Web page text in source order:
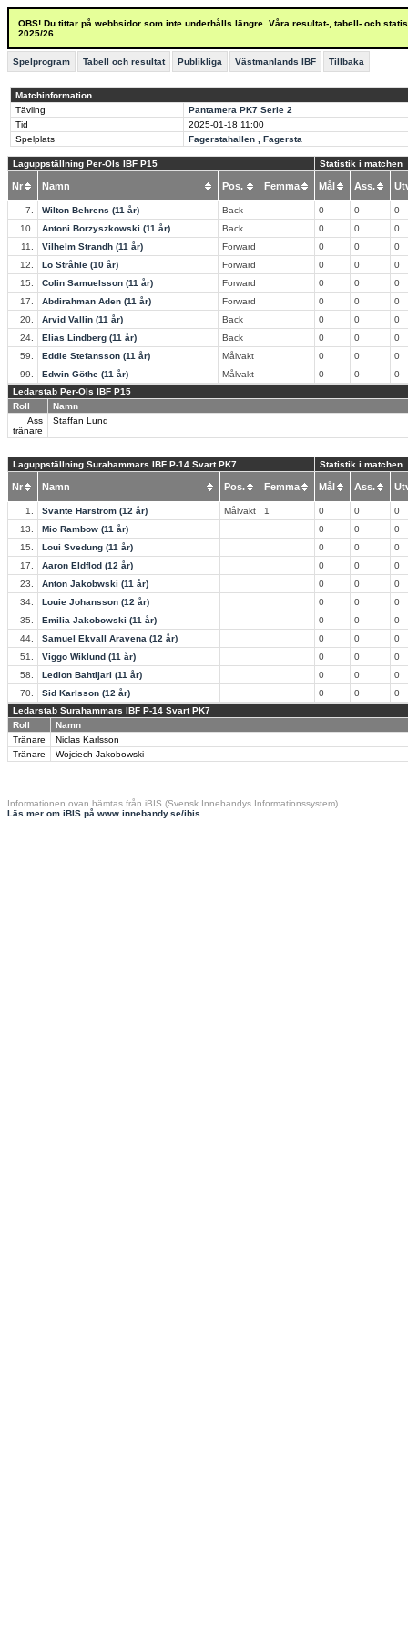
OBS! Du tittar på webbsidor som inte underhålls längre. Våra resultat-, tabell- och
2025/26.
Spelprogram Tabell och resultat Publikliga Västmanlands IBF Tillbaka
Matchinformation
Tävling
Pantamera PK7 Serie 2
Tid
2025-01-18 11:00
Spelplats
Fagerstahallen , Fagersta
Laguppställning Per-Ols IBF P15 Statistik i matchen
Nr Namn Pos. Femma Mål Ass.
7. Wilton Behrens (11 år) Back 0 0
0
10.
Antoni Borzyszkowski (11 år) Back 0 0
0
11.
Vilhelm Strandh (11 år) Forward 0 0
0
12.
Lo Stråhle (10 år) Forward 0 0
0
15.
Colin Samuelsson (11 år) Forward 0 0
0
17.
Abdirahman Aden (11 år) Forward 0 0
0
20.
Arvid Vallin (11 år) Back 0 0
0
24.
Elias Lindberg (11 år) Back 0 0
0
59.
Eddie Stefansson (11 år) Målvakt 0 0
0
99.
Edwin Göthe (11 år) Målvakt 0 0
0
Ledarstab Per-Ols IBF P15
Roll
Namn
Ass
tränare
Staffan Lund
Laguppställning Surahammars IBF P-14 Svart PK7 Statistik i matchen
Nr Namn Pos. Femma Mål Ass.
1. Svante Harström (12 år) Målvakt 1 0 0
0
13.
Mio Rambow (11 år) 0 0
0
15.
Loui Svedung (11 år) 0 0
0
17.
Aaron Eldflod (12 år) 0 0
0
23.
Anton Jakobwski (11 år) 0 0
0
34.
Louie Johansson (12 år) 0 0
0
35.
Emilia Jakobowski (11 år) 0 0
0
44.
Samuel Ekvall Aravena (12 år) 0 0
0
51.
Viggo Wiklund (11 år) 0 0
0
58.
Ledion Bahtijari (11 år) 0 0
0
70.
Sid Karlsson (12 år) 0 0
0
Ledarstab Surahammars IBF P-14 Svart PK7
Roll
Namn
Tränare
Niclas Karlsson
Tränare
Wojciech Jakobowski
Informationen ovan hämtas från iBIS (Svensk Innebandys Informationssystem)
Läs mer om iBIS på www.innebandy.se/ibis